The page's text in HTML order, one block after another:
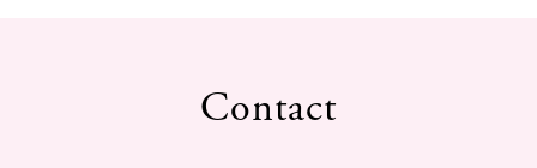
Contact